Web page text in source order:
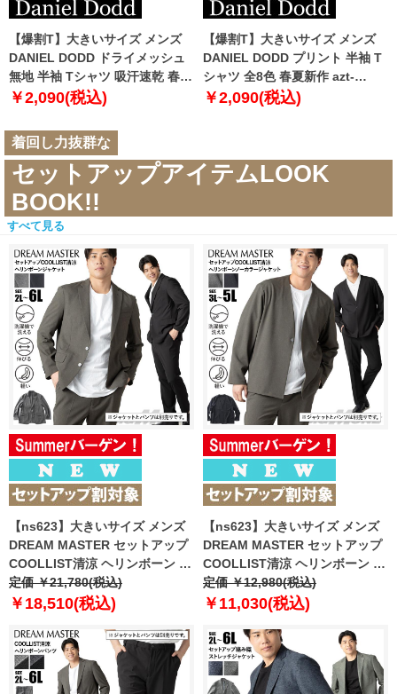
【爆割T】大きいサイズ メンズ
DANIEL DODD ドライメッシュ
無地 半袖 Tシャツ 吸汗速乾 春夏
新作 tjt-2602dry5 【fre】
￥2,090(税込)
【爆割T】大きいサイズ メンズ
DANIEL DODD プリント 半袖 T
シャツ 全8色 春夏新作 azt-
2602pt5 【fre】
￥2,090(税込)
着回し力抜群な
セットアップアイテムLOOK
BOOK!!
すべて見る
【ns623】大きいサイズ メンズ
DREAM MASTER セットアップ
COOLLIST清涼 ヘリンボーン ス
トレッチ ジャケット 軽量 ウォッ
シャブル スマリラ 春夏新作
定価 ￥21,780(税込)
￥18,510(税込)
【ns623】大きいサイズ メンズ
DREAM MASTER セットアップ
COOLLIST清涼 ヘリンボーン ス
トレッチ ノーカラー ジャケット
軽量 ウォッシャブル スマリラ 春
定価 ￥12,980(税込)
￥11,030(税込)